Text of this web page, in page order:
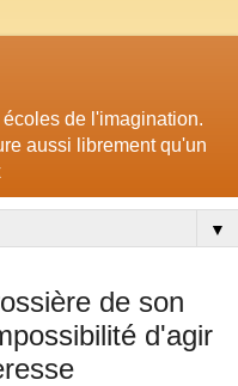
de l'imagination.
aussi librement qu'un
▼
de son
d'agir